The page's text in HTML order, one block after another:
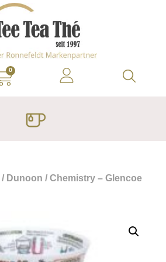
0
/ Dunoon / Chemistry – Glencoe